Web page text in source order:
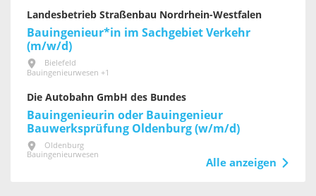
Landesbetrieb Straßenbau Nordrhein-Westfalen
Bauingenieur*in im Sachgebiet Verkehr
(m/w/d)
Bielefeld
Bauingenieurwesen +1
Die Autobahn GmbH des Bundes
Bauingenieurin oder Bauingenieur
Bauwerksprüfung Oldenburg (w/m/d)
Oldenburg
Bauingenieurwesen
Alle anzeigen